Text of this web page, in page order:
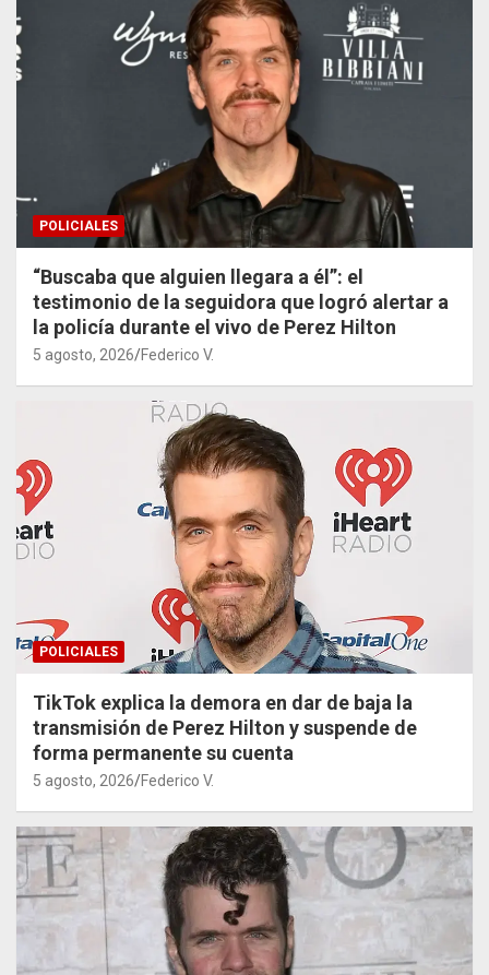
POLICIALES
“Buscaba que alguien llegara a él”: el
testimonio de la seguidora que logró alertar a
la policía durante el vivo de Perez Hilton
5 agosto, 2026 Federico V.
POLICIALES
TikTok explica la demora en dar de baja la
transmisión de Perez Hilton y suspende de
forma permanente su cuenta
5 agosto, 2026 Federico V.